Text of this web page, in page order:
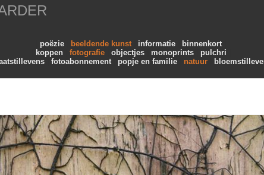
poëzie beeldende kunst informatie
binnenkort
koppen
fotografie objectjes monoprints
pulchri
fotoabonnement popje en familie natuur